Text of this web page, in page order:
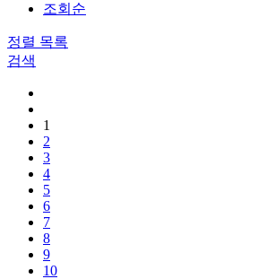
조회순
정렬 목록
검색
1
2
3
4
5
6
7
8
9
10